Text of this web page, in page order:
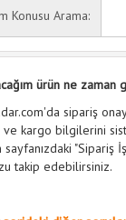
Konusu Arama:
ürün ne zaman
sipariş
kargo bilgilerini
sayfanızdaki
takip edebilirsiniz.